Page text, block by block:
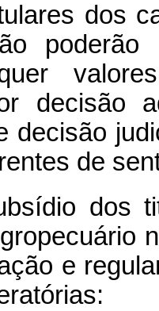
dos
decisão
decisão
de
dos
e